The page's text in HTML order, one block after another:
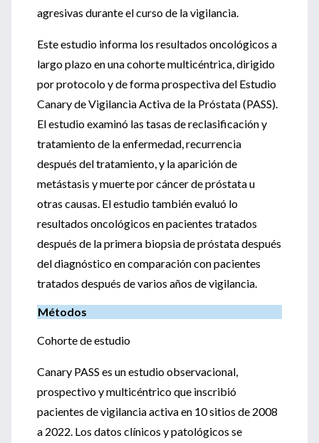
agresivas durante el curso de la vigilancia.
Este estudio informa los resultados oncológicos a
largo plazo en una cohorte multicéntrica, dirigido
por protocolo y de forma prospectiva del Estudio
Canary de Vigilancia Activa de la Próstata (PASS).
El estudio examinó las tasas de reclasificación y
tratamiento de la enfermedad, recurrencia
después del tratamiento, y la aparición de
metástasis y muerte por cáncer de próstata u
otras causas. El estudio también evaluó lo
resultados oncológicos en pacientes tratados
después de la primera biopsia de próstata después
del diagnóstico en comparación con pacientes
tratados después de varios años de vigilancia.
Métodos
Cohorte de estudio
Canary PASS es un estudio observacional,
prospectivo y multicéntrico que inscribió
pacientes de vigilancia activa en 10 sitios de 2008
a 2022. Los datos clínicos y patológicos se